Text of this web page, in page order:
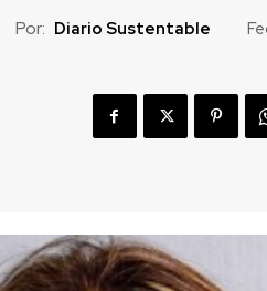
Por: Diario Sustentable